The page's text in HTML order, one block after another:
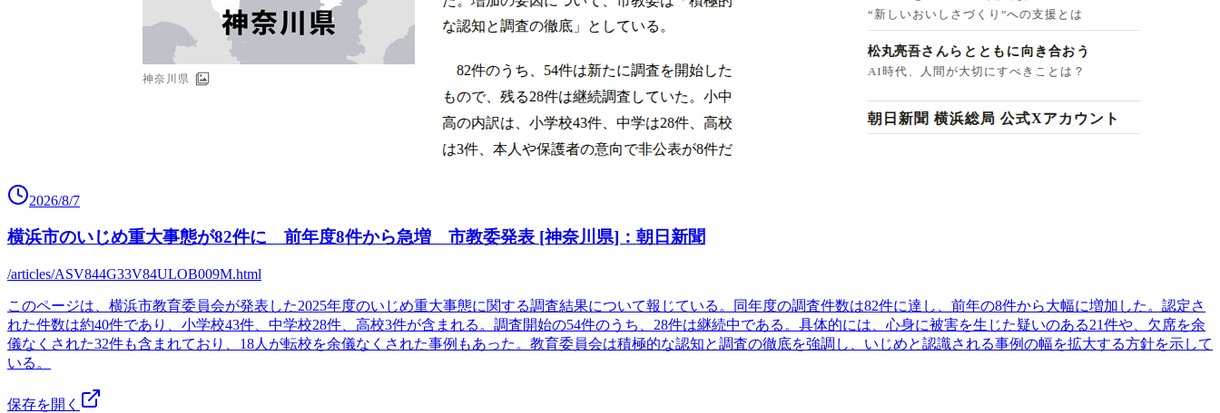
2026/8/7
横浜市のいじめ重大事態が82件に 前年度8件から急増 市教委発表 [神奈川県]：朝日新聞
/articles/ASV844G33V84ULOB009M.html
このページは、横浜市教育委員会が発表した2025年度のいじめ重大事態に関する調査結果について報じている。同年度の調査件数は82件に達し、前年の8件から大幅に増加した。認定さ
れた件数は約40件であり、小学校43件、中学校28件、高校3件が含まれる。調査開始の54件のうち、28件は継続中である。具体的には、心身に被害を生じた疑いのある21件や、欠席を余
儀なくされた32件も含まれており、18人が転校を余儀なくされた事例もあった。教育委員会は積極的な認知と調査の徹底を強調し、いじめと認識される事例の幅を拡大する方針を示して
いる。
保存を開く